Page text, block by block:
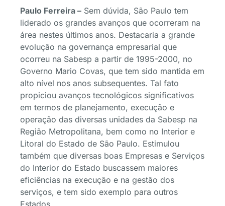
Paulo Ferreira – Sem dúvida, São Paulo tem
liderado os grandes avanços que ocorreram na
área nestes últimos anos. Destacaria a grande
evolução na governança empresarial que
ocorreu na Sabesp a partir de 1995-2000, no
Governo Mario Covas, que tem sido mantida em
alto nível nos anos subsequentes. Tal fato
propiciou avanços tecnológicos significativos
em termos de planejamento, execução e
operação das diversas unidades da Sabesp na
Região Metropolitana, bem como no Interior e
Litoral do Estado de São Paulo. Estimulou
também que diversas boas Empresas e Serviços
do Interior do Estado buscassem maiores
eficiências na execução e na gestão dos
serviços, e tem sido exemplo para outros